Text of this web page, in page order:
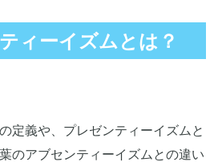
ズムの定義
ズムとアブセンティーイズムの違い
ィーイズムとは？
定義や、プレゼンティーイズムと
のアブセンティーイズムとの違い